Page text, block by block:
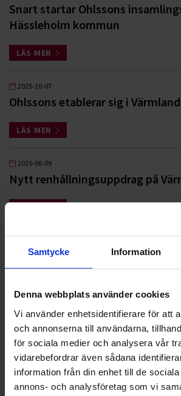
Samtycke Information
Denna webbplats använder cookies
Vi använder enhetsidentifierare för att
och annonserna till användarna,
för sociala medier och analysera vår
vidarebefordrar även sådana
information från din enhet till de
annons- och analysföretag som vi
Snart startar Ohlssons
Hässleholm kommun
LÄS MER
2025-10-07
Ohlssons etablerar sig i Värmland
LÄS MER
2025-06-09
Nytt renhållningsuppdrag på
Ohlssons utökar närvaron i
2025-03-28
Ohlssons i nytt flerårigt avtal
kommun
LÄS MER